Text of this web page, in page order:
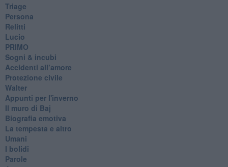
Triage
Persona
Relitti
Lucio
PRIMO
Sogni & incubi
Accidenti all’amore
Protezione civile
Walter
Appunti per l'inverno
Il muro di Baj
Biografia emotiva
La tempesta e altro
Umani
I bolidi
Parole